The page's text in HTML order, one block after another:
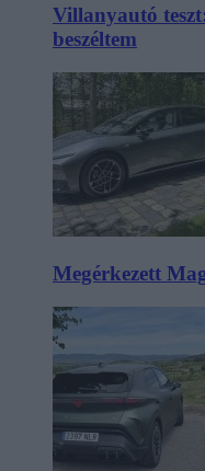
Villanyautó
beszéltem
Megérkezett